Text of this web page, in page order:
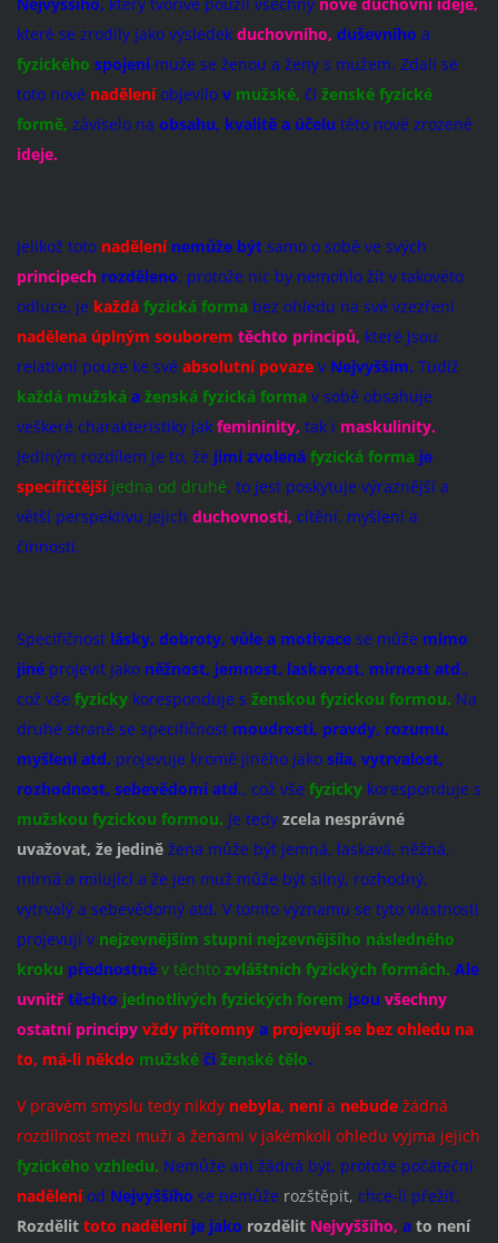
které se zrodily jako výsledek duchovního, duševního a
fyzického spojenímuže se ženou a ženy s mužem. Zdali se
toto nové naděleníobjevilo v mužské, či ženské fyzické
formě, záviselo na obsahu, kvalitě a účelu této nové zrozené
ideje.
Jelikož toto nadělení nemůže být samo o sobě ve svých
principech rozděleno, ­protože nic by nemohlo žít v takovéto
odluce, je každá fyzická forma bez ohledu na své vzezření
nadělena úplným souborem těchto principů, které jsou
relativní pouze ke své absolutní povazev Nejvyšším. Tudíž
každá mužská aženská fyzická forma v sobě obsahuje
veškeré charakteristiky jak femininity, tak i maskulinity.
Jediným rozdílem je to, že jimi zvolená fyzická formaje
specifičtějšíjedna od druhé, to jest poskytuje výraznější a
větší perspektivu jejich duchovnosti, cítění, myšlení a
činnosti.
Specifičnost lásky, dobroty, vůle a motivacese může mimo
jiné projevit jako něžnost, jemnost, laskavost, mírnost atd.,
což vše fyzickykoresponduje s ženskou fyzickou formou. Na
druhé straně se specifičnost moudrosti, pravdy, rozumu,
myšlení atd. projevuje kromě jiného jako síla, vytrvalost,
rozhodnost, sebevědomí atd., což vše fyzicky koresponduje s
mužskou fyzickou formou. Je tedy zcela nesprávné
uvažovat, že jediněžena může být jemná, laskavá, něžná,
mírná a milující a že jen muž může být silný, rozhodný,
vytrvalý a sebevědomý atd. V tomto významu se tyto vlastnosti
projevují v nejzevnějším stupni nejzevnějšího následného
kroku přednostně v těchto zvláštních fyzických formách. Ale
uvnitřtěchto jednotlivých fyzických forem jsou všechny
ostatní principy vždy přítomny a projevují se bez ohledu na
to, má-li někdo mužské či ženské tělo.
V pravém smyslu tedy nikdy nebyla, nenía nebudežádná
rozdílnost mezi muži a ženami v jakémkoli ohledu vyjma jejich
fyzického vzhledu. Nemůže ani žádná být, protože počáteční
nadělení od Nejvyššího se nemůže rozštěpit, chce-li přežít.
Rozdělit toto naděleníje jako rozdělit Nejvyššího, a to není